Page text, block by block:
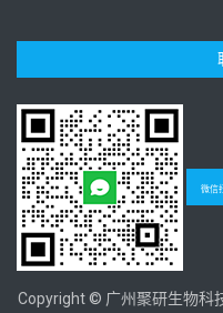
微信
Copyright © 广州聚研生物